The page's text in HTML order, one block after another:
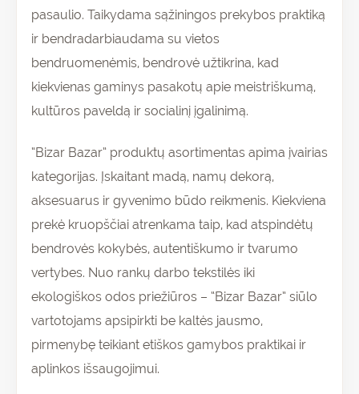
pasaulio. Taikydama sąžiningos prekybos praktiką
ir bendradarbiaudama su vietos
bendruomenėmis, bendrovė užtikrina, kad
kiekvienas gaminys pasakotų apie meistriškumą,
kultūros paveldą ir socialinį įgalinimą.
“Bizar Bazar” produktų asortimentas apima įvairias
kategorijas. Įskaitant madą, namų dekorą,
aksesuarus ir gyvenimo būdo reikmenis. Kiekviena
prekė kruopščiai atrenkama taip, kad atspindėtų
bendrovės kokybės, autentiškumo ir tvarumo
vertybes. Nuo rankų darbo tekstilės iki
ekologiškos odos priežiūros – “Bizar Bazar” siūlo
vartotojams apsipirkti be kaltės jausmo,
pirmenybę teikiant etiškos gamybos praktikai ir
aplinkos išsaugojimui.